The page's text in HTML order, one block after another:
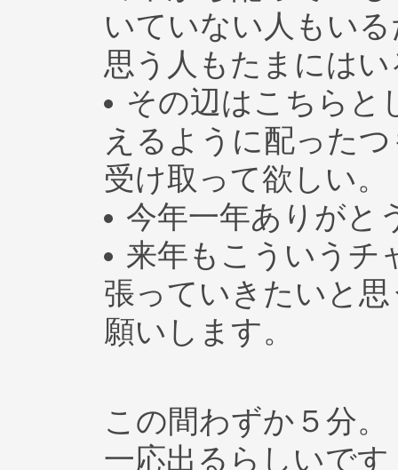
いていない人もい
思う人もたまには
その辺はこちらと
えるように配った
受け取って欲しい。
今年一年ありがと
来年もこういうチ
張っていきたいと
願いします。
この間わずか５分。
一応出るらしいです